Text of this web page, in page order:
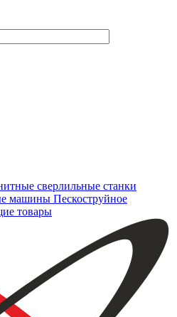
сверлильные станки
машины Пескоструйное
товары